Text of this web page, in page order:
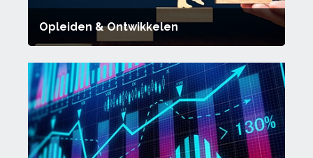
Opleiden & Ontwikkelen